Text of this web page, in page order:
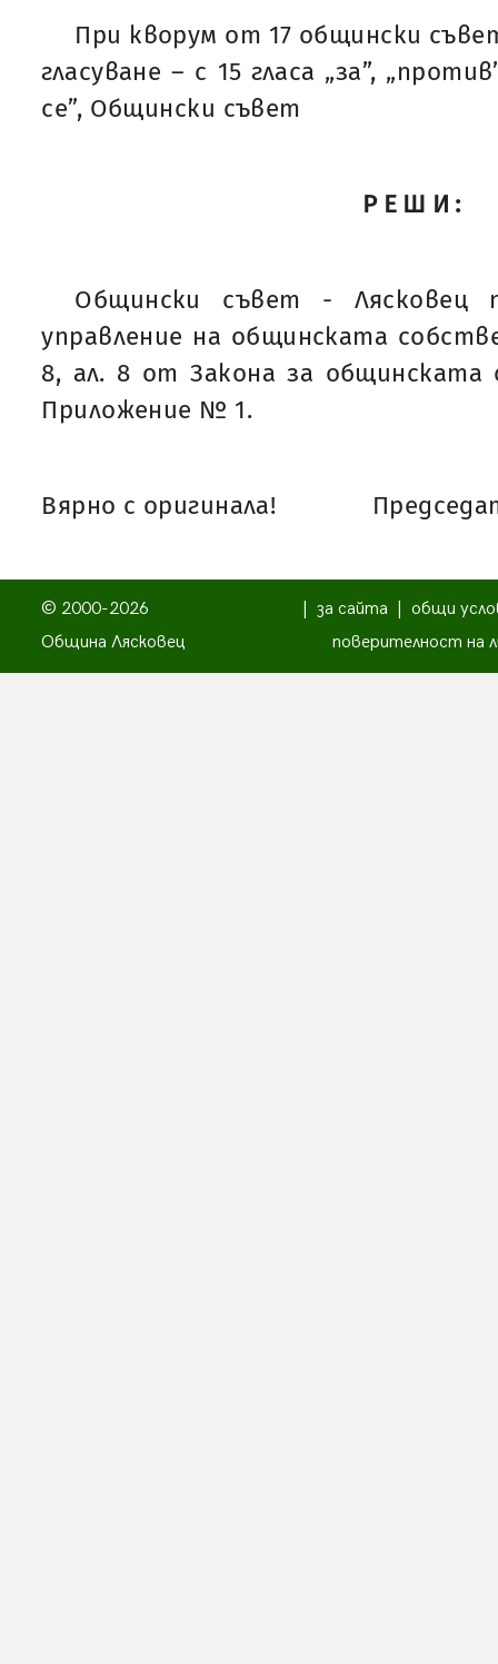
При кворум от 17 общински
гласуване – с 15 гласа „за”,
се”, Общински съвет
РЕШИ:
Общински съвет - Лясковец
управление на общинската
8, ал. 8 от Закона за общинската
Приложение № 1.
Вярно с оригинала!
© 2000-2026
Община Лясковец
за сайта
общи
поверителност на